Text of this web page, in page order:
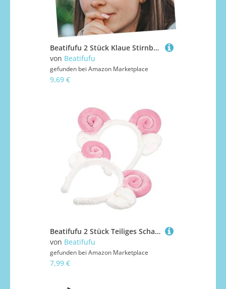
Beatifufu 2 Stück Klaue Stirnband tierische Ohren RAM Mädchen Cosplay Hörner Schafohren Stirnband für Erwachsene Haarreifen für Tierohren Pelz Cartoon-Tierkopfschmuck Stoff Gelb
von Beatifufu
gefunden bei Amazon Marketplace
9,69 €
Beatifufu 2 Stück Teiliges Schafhorn Haarreifen Niedliches Cartoon Stirnband für Mädchen Weiches Party Kopfschmuck Einfach zu Tragen als Foto Requisite und Cosplay Accessoire
von Beatifufu
gefunden bei Amazon Marketplace
7,99 €